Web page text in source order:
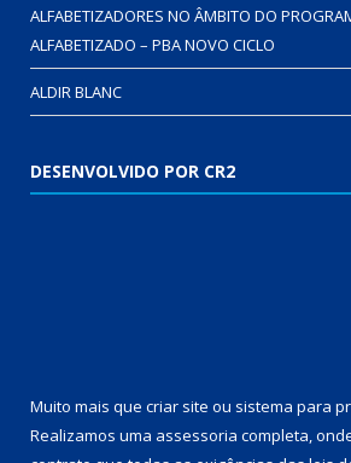
ALFABETIZADORES NO ÂMBITO DO
ALFABETIZADO – PBA NOVO CICLO
ALDIR BLANC
DESENVOLVIDO POR CR2
Muito mais que criar site ou sistema para
Realizamos uma assessoria completa,